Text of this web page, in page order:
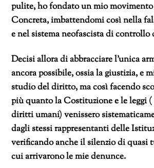
pulite, ho fondato un mio
Concreta, imbattendomi così nella
e nel sistema neofascista di controllo
Decisi allora di abbracciare l’unica
ancora possibile, ossia la giustizia, e
studio del diritto, ma così facendo
più quanto la Costituzione e le leggi
diritti umani) venissero
dagli stessi rappresentanti delle
verificando anche il silenzio di quasi
cui arrivarono le mie denunce.